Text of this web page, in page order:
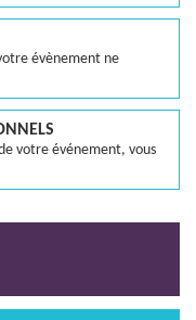
évènement ne
votre événement, vous